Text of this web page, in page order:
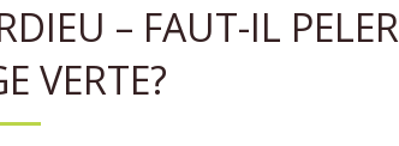
– FAUT-IL PELER
VERTE?